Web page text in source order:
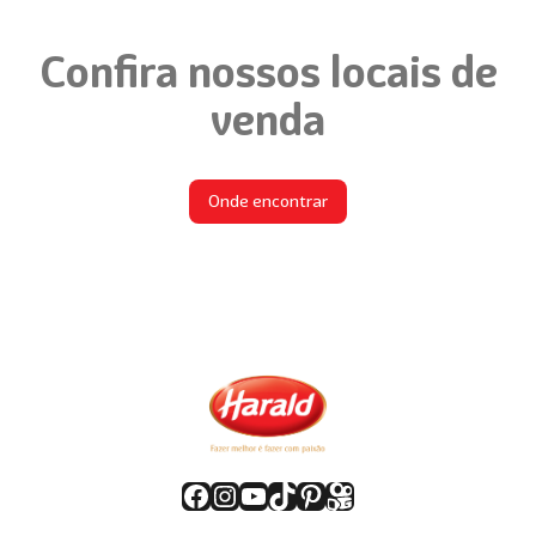
Confira nossos locais de
venda
Onde encontrar
Facebook
Instagram
Youtube
TikTok
Pinterest
Kwai